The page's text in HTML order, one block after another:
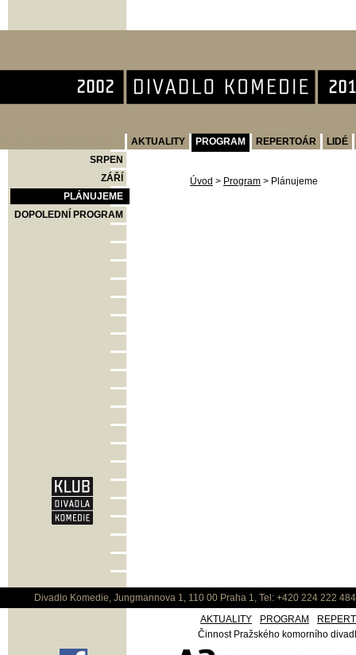
AKTUALITY PROGRAM REPERTOÁR
LIDÉ
SRPEN
ZÁŘÍ
PLÁNUJEME
DOPOLEDNÍ PROGRAM
Úvod > Program > Plánujeme
Divadlo Komedie, Jungmannova 1, 110 00 Praha 1, Tel: +420 224 222
AKTUALITY
PROGRAM
Činnost Pražského komorního